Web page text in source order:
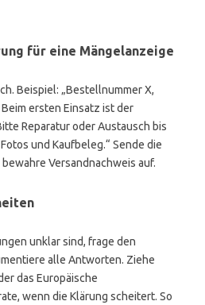
für eine Mängelanzeige
Beispiel: „Bestellnummer X,
ersten Einsatz ist der
Reparatur oder Austausch bis
und Kaufbeleg.“ Sende die
Versandnachweis auf.
unklar sind, frage den
alle Antworten. Ziehe
das Europäische
wenn die Klärung scheitert. So